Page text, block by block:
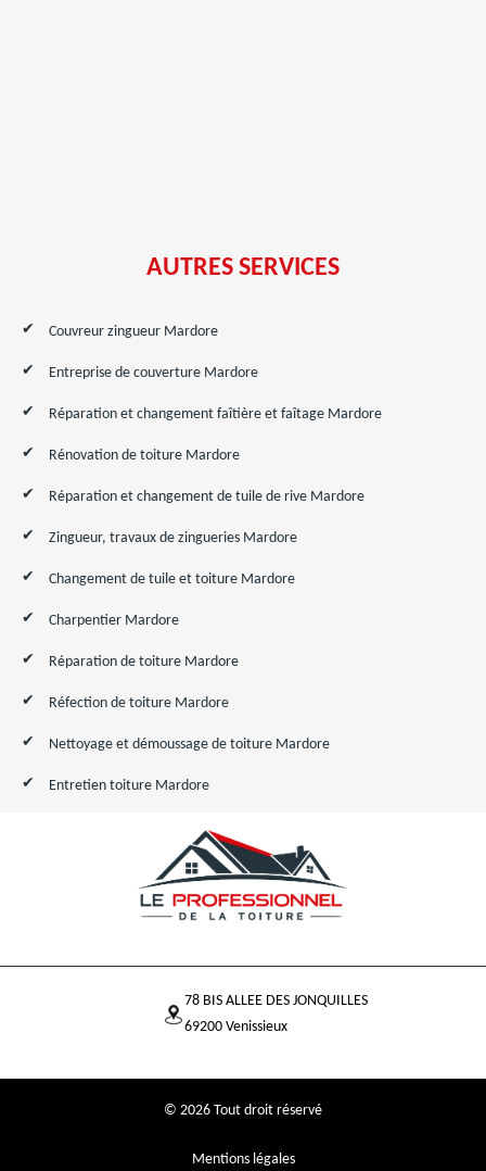
AUTRES SERVICES
Couvreur zingueur Mardore
Entreprise de couverture Mardore
Réparation et changement faîtière et faîtage Mardore
Rénovation de toiture Mardore
Réparation et changement de tuile de rive Mardore
Zingueur, travaux de zingueries Mardore
Changement de tuile et toiture Mardore
Charpentier Mardore
Réparation de toiture Mardore
Réfection de toiture Mardore
Nettoyage et démoussage de toiture Mardore
Entretien toiture Mardore
78 BIS ALLEE DES JONQUILLES
69200 Venissieux
© 2026 Tout droit réservé
Mentions légales